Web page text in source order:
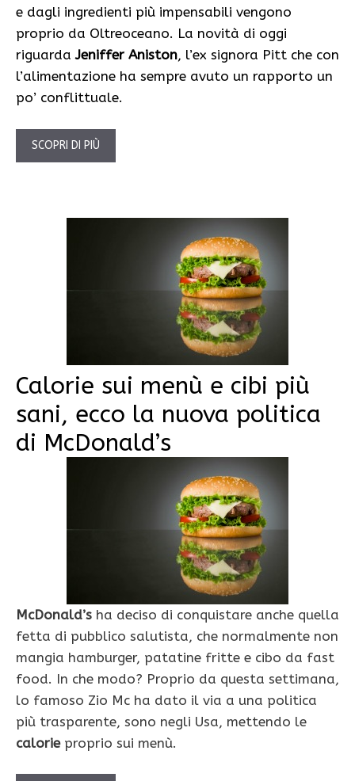
e dagli ingredienti più impensabili vengono
proprio da Oltreoceano. La novità di oggi
riguardaJeniffer Aniston, l’ex signora Pitt che con
l’alimentazione ha sempre avuto un rapporto un
po’ conflittuale.
SCOPRI DI PIÙ
Calorie sui menù e cibi più
sani, ecco la nuova politica
di McDonald’s
McDonald’s ha deciso di conquistare anche quella
fetta di pubblico salutista, che normalmente non
mangia hamburger, patatine fritte e cibo da fast
food. In che modo? Proprio da questa settimana,
lo famoso Zio Mc ha dato il via a una politica
più trasparente, sono negli Usa, mettendo le
calorieproprio sui menù.